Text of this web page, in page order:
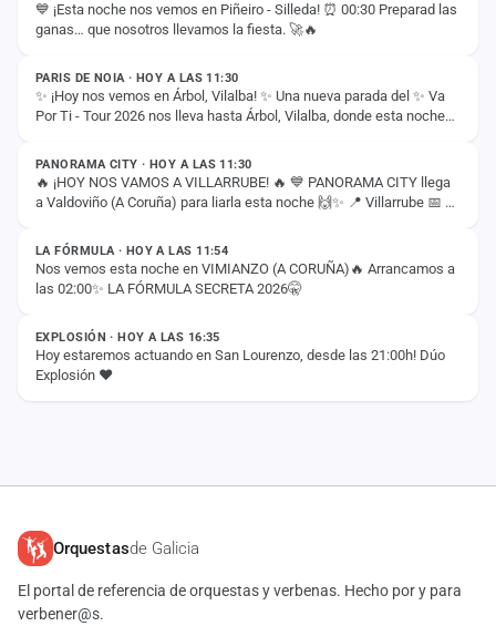
💙 ¡Esta noche nos vemos en Piñeiro - Silleda! ⏰ 00:30 Preparad las
ganas… que nosotros llevamos la fiesta. 🚀🔥
ESTADO
PARIS DE NOIA · HOY A LAS 11:30
✨ ¡Hoy nos vemos en Árbol, Vilalba! ✨ Una nueva parada del ✨ Va
Por Ti - Tour 2026 nos lleva hasta Árbol, Vilalba, donde esta noche
ESTADO
PANORAMA CITY · HOY A LAS 11:30
🔥 ¡HOY NOS VAMOS A VILLARRUBE! 🔥 💙 PANORAMA CITY llega
a Valdoviño (A Coruña) para liarla esta noche 🙌✨ 📍 Villarrube 📅 8
ESTADO
LA FÓRMULA · HOY A LAS 11:54
Nos vemos esta noche en VIMIANZO (A CORUÑA)🔥 Arrancamos a
las 02:00✨ LA FÓRMULA SECRETA 2026🤫
ESTADO
EXPLOSIÓN · HOY A LAS 16:35
Hoy estaremos actuando en San Lourenzo, desde las 21:00h! Dúo
Explosión ❤️
Orquestasde Galicia
El portal de referencia de orquestas y verbenas. Hecho por y para
verbener@s.